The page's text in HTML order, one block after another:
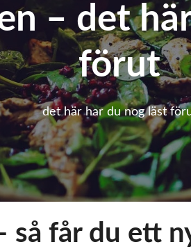
– det
förut
det här har du nog läst
så får du ett